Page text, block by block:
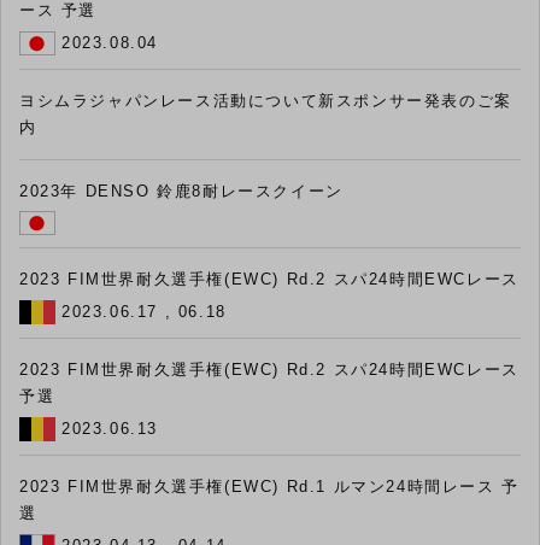
ース 予選
2023.08.04
ヨシムラジャパンレース活動について新スポンサー発表のご案
内
2023年 DENSO 鈴鹿8耐レースクイーン
2023 FIM世界耐久選手権(EWC) Rd.2 スパ24時間EWCレース
2023.06.17 , 06.18
2023 FIM世界耐久選手権(EWC) Rd.2 スパ24時間EWCレース
予選
2023.06.13
2023 FIM世界耐久選手権(EWC) Rd.1 ルマン24時間レース 予
選